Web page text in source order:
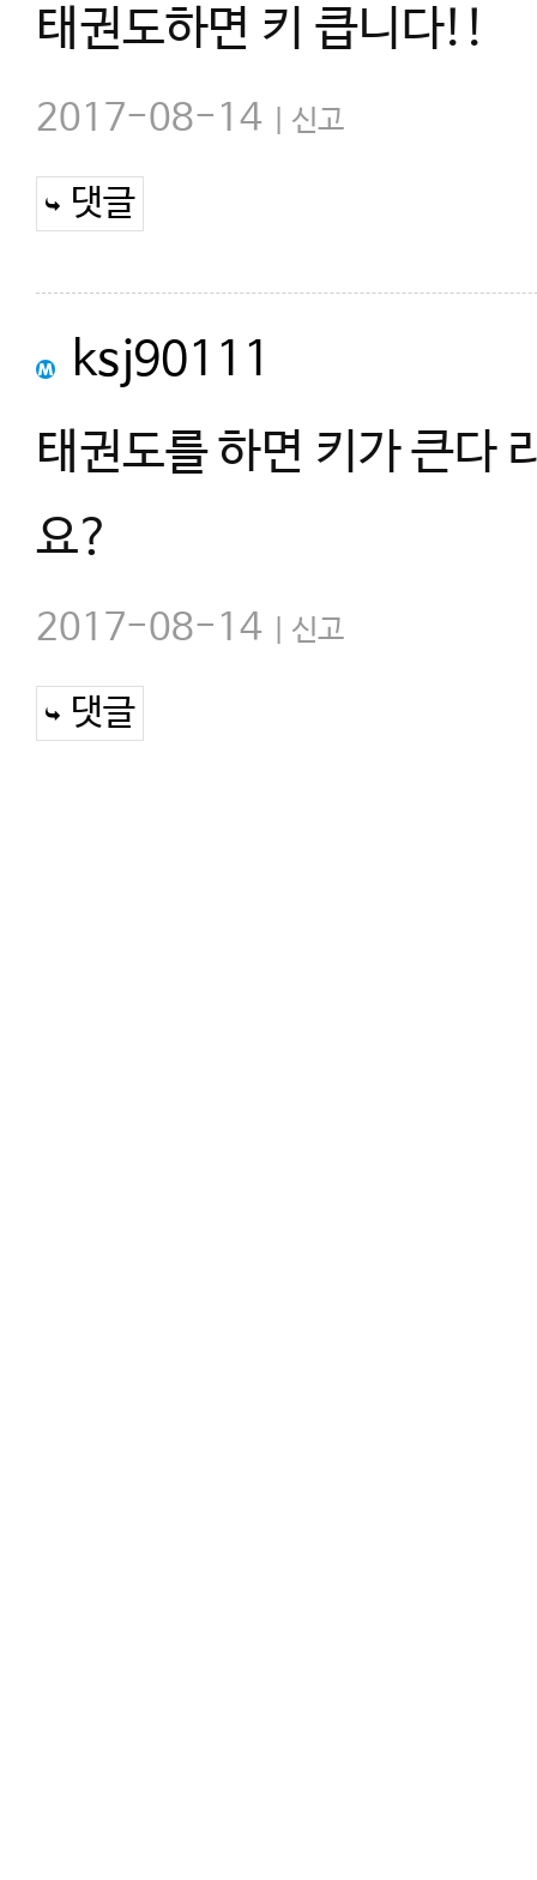
태권도하면 키 큽니다!!
2017-08-14 신고
댓글
ksj90111
태권도를 하면 키가 큰다
요?
2017-08-14 신고
댓글